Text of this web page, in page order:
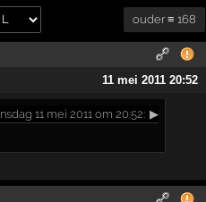
ouder ≡ 168
11 mei 2011 20:52
11 mei 2011 om 20:52: ▶